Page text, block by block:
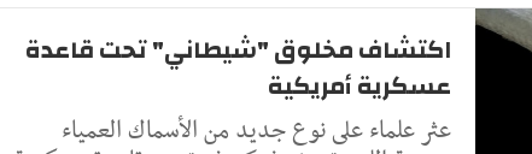
اكتشاف مخلوق "شيطاني" تحت قاعدة
عسكرية أمريكية
عثر علماء على نوع جديد من الأسماك العمياء